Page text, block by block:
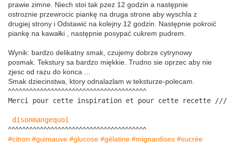
prawie zimne. Niech stoi tak pzez 12 godzin a następnie
ostroznie przewrocic piankę na druga strone aby wyschla z
drugiej strony i Odstawić na kolejny 12 godzin. Następnie pokroić
piankę na kawałki , następnie posypać cukrem pudrem.
Wynik: bardzo delikatny smak, czujemy dobrze cytrynowy
posmak. Tekstury sa bardzo miękkie. Trudno sie oprzec aby nie
zjesc od razu do konca ...
Smak dziecinstwa, ktory odnalazlam w teksturze-polecam.
^^^^^^^^^^^^^^^^^^^^^^^^^^^^^^^^^^^^^^^
Merci pour cette inspiration et pour cette recette ///
disonmangequoi
^^^^^^^^^^^^^^^^^^^^^^^^^^^^^^^^^^^^^^^
#citron #guimauve #glucose #gélatine #mignardises #sucrée